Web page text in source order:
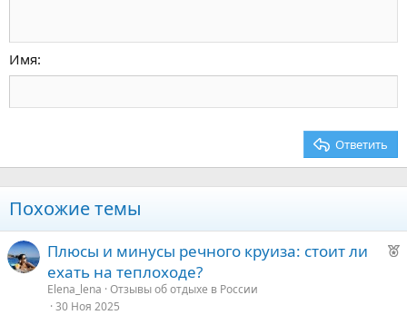
18
22
Tahoma
Times New Roman
Заголовок 2
Заголовок 3
Имя
Ответить
Похожие темы
Р
Плюсы и минусы речного круиза: стоит ли
ехать на теплоходе?
Elena_lena Отзывы об отдыхе в России
30 Ноя 2025